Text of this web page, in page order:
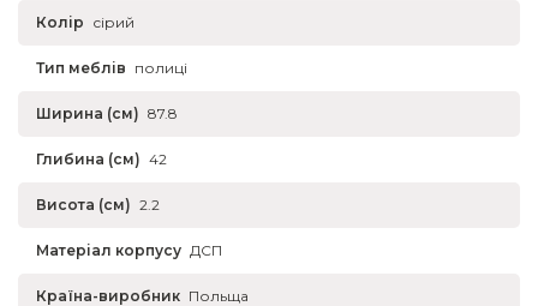
Колір сірий
Тип меблів полиці
Ширина (см) 87.8
Глибина (см) 42
Висота (см) 2.2
Матеріал корпусу ДСП
Країна-виробник Польща